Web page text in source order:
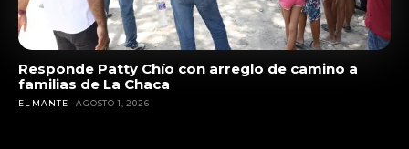
Responde Patty Chío con arreglo de camino a
familias de La Chaca
EL MANTE AGOSTO 1, 2026